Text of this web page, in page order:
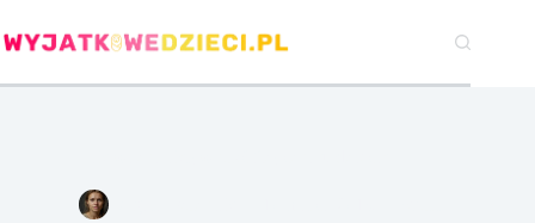
do
treści